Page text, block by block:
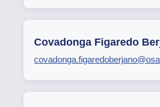
Covadonga Figaredo